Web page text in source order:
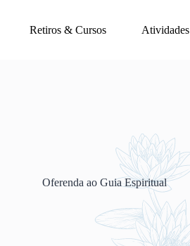
Retiros & Cursos Atividades
Oferenda ao Guia Espiritual